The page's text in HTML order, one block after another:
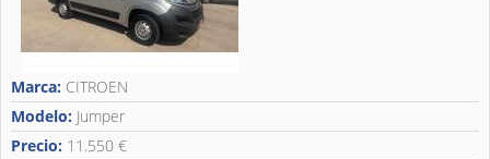
Marca: CITROEN
Modelo: Jumper
Precio: 11.550 €